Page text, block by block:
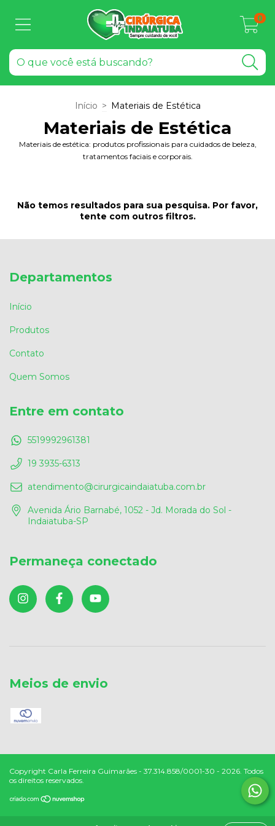
0
Início > Materiais de Estética
Materiais de Estética
Materiais de estética: produtos profissionais para cuidados de beleza,
tratamentos faciais e corporais.
Não temos resultados para sua pesquisa. Por favor,
tente com outros filtros.
Departamentos
Início
Produtos
Contato
Quem Somos
Entre em contato
5519992961381
19 3935-6313
atendimento@cirurgicaindaiatuba.com.br
Avenida Ário Barnabé, 1052 - Jd. Morada do Sol -
Indaiatuba-SP
Permaneça conectado
Meios de envio
Copyright Carla Ferreira Guimarães - 37.314.858/0001-30 - 2026. Todos
os direitos reservados.